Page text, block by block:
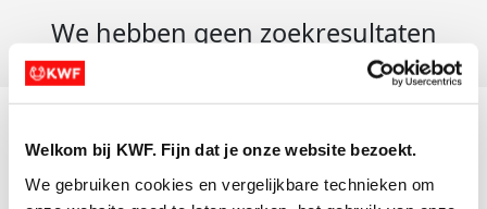
Welkom bij KWF. Fijn dat je onze website bezoekt.
We gebruiken cookies en vergelijkbare technieken om
We hebben geen zoekresultaten
Actiematerialen
Evenementen